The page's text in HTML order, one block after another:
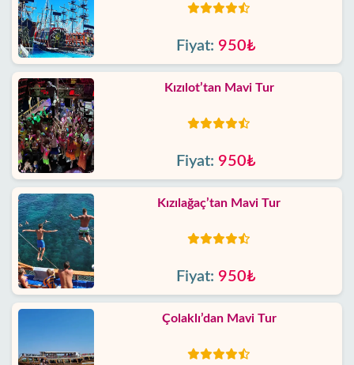
Fiyat: 950₺
Kızılot’tan Mavi Tur
Fiyat: 950₺
Kızılağaç’tan Mavi Tur
Fiyat: 950₺
Çolaklı’dan Mavi Tur